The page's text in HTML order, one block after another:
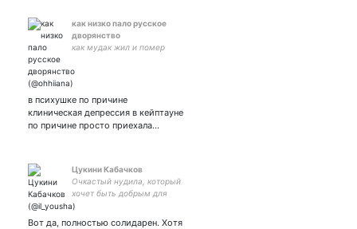
как низко пало русское
дворянство
как мудак жил и помер
в психушке по причине
клиническая депрессия в кейптауне
по причине просто приехала…
Цукини Кабачков
Очкастый нудила, который
хочет быть добрым для
всех (но не получается,
Вот да, полностью солидарен. Хотя